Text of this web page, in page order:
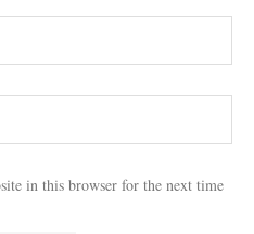
in this browser for the next time